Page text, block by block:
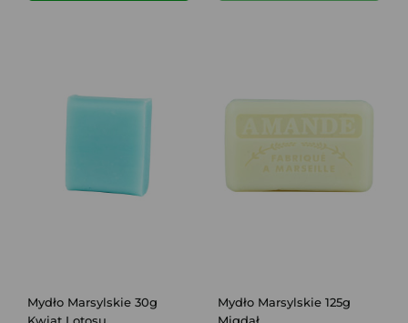
Mydło Marsylskie 30g
Mydło Marsylskie 125g